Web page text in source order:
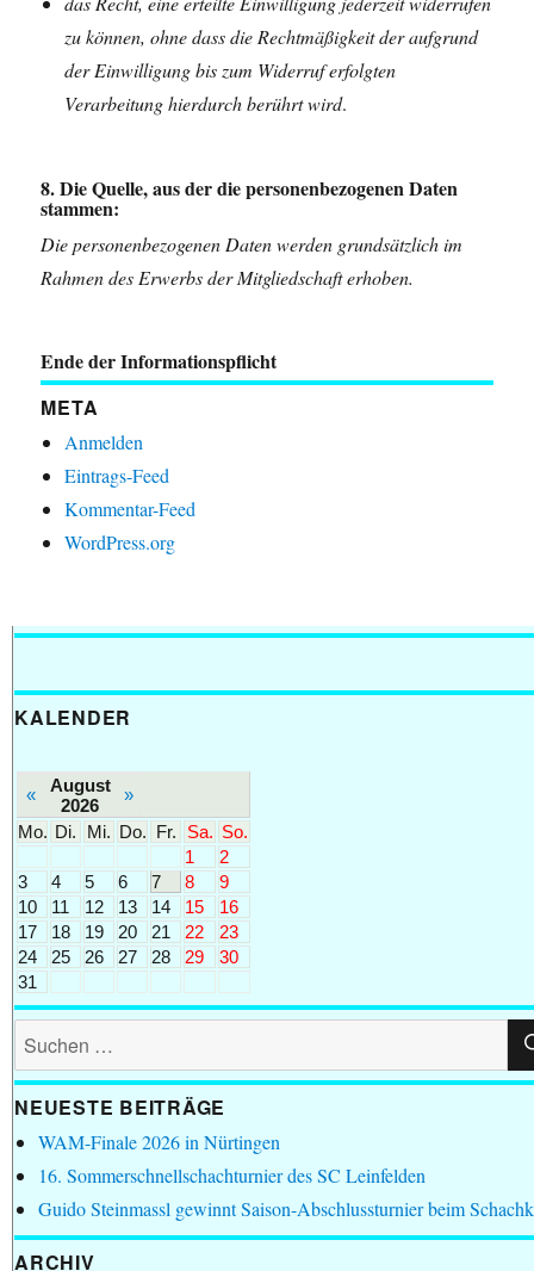
zu können, ohne dass die Rechtmäßigkeit der aufgrund
der Einwilligung bis zum Widerruf erfolgten
Verarbeitung hierdurch berührt wird.
8. Die Quelle, aus der die personenbezogenen Daten
stammen:
Die personenbezogenen Daten werden grundsätzlich im
Rahmen des Erwerbs der Mitgliedschaft erhoben.
Ende der Informationspflicht
META
Anmelden
Eintrags-Feed
Kommentar-Feed
WordPress.org
KALENDER
«
August
2026
»
Mo. Di. Mi. Do. Fr. Sa. So.
1
2
3
4 5 6 7 8
9
10
11 12 13 14 15
16
17
18 19 20 21 22
23
24
25 26 27 28 29
30
31
Suchen
nach:
NEUESTE BEITRÄGE
WAM-Finale 2026 in Nürtingen
16. Sommerschnellschachturnier des SC Leinfelden
Guido Steinmassl gewinnt Saison-Abschlussturnier beim
ARCHIV